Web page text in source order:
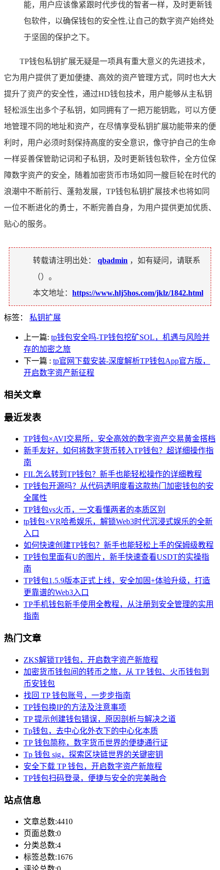
能，用户应该像紧跟时代步伐的智者一样，及时更新钱
包软件，以确保钱包的安全性,让自己的数字资产始终处
于坚固的保护之下。
TP钱包私钥扩展无疑是一项具有重大意义的先进技术，
它为用户提供了更加便捷、高效的资产管理方式，同时也大大
提升了资产的安全性，通过HD钱包技术，用户能够从主私钥
轻松派生出多个子私钥，如同拥有了一把万能钥匙，可以方便
地管理不同的地址和资产，在尽情享受私钥扩展功能带来的便
利时，用户必须时刻保持高度的安全意识，像守护自己的生命
一样妥善保管助记词和子私钥，及时更新钱包软件，全方位保
障数字资产的安全，随着加密货币市场如同一艘巨轮在时代的
浪潮中不断前行、蓬勃发展，TP钱包私钥扩展技术也将如同
一位不断进化的勇士，不断完善自身，为用户提供更加优质、
贴心的服务。
转载请注明出处： qbadmin ，如有疑问，请联系
（）。
本文地址： https://www.hlj5hos.com/jklz/1842.html
标签： 私钥扩展
上一篇: tp钱包安全吗-TP钱包挖矿SOL，机遇与风险并
存的加密之旅
下一篇 : tp官网下载安装-深度解析TP钱包App官方版，
开启数字资产新征程
相关文章
最近发表
TP钱包×AVI交易所，安全高效的数字资产交易黄金搭档
新手友好，如何将数字货币转入TP钱包？超详细操作指
南
FIL怎么转到TP钱包？新手也能轻松操作的详细教程
TP钱包开源吗？从代码透明度看这款热门加密钱包的安
全属性
TP钱包vs火币，一文看懂两者的本质区别
tp钱包×VR哈希娱乐，解锁Web3时代沉浸式娱乐的全新
入口
如何快速创建TP钱包？新手也能轻松上手的保姆级教程
TP钱包里面有U的图片，新手快速查看USDT的实操指
南
TP钱包1.5.9版本正式上线，安全加固+体验升级，打造
更靠谱的Web3入口
TP手机钱包新手使用全教程，从注册到安全管理的实用
指南
热门文章
ZKS解锁TP钱包，开启数字资产新旅程
加密货币钱包间的转币之旅，从 TP 钱包、火币钱包到
币安钱包
找回 TP 钱包账号，一步步指南
TP钱包换IP的方法及注意事项
TP 提示创建钱包错误，原因剖析与解决之道
Tp钱包，去中心化外衣下的中心化本质
TP 钱包简称，数字货币世界的便捷通行证
Tp 钱包 sig，探索区块链世界的关键密钥
安全下载 TP 钱包，开启数字资产新旅程
TP钱包扫码登录，便捷与安全的完美融合
站点信息
文章总数:4410
页面总数:0
分类总数:4
标签总数:1676